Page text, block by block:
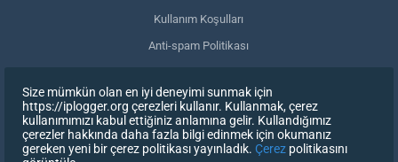
Kullanım Koşulları
Anti-spam Politikası
Verilerimi sil
Onayınızı geri çekin
Size mümkün olan en iyi deneyimi sunmak için
https://iplogger.org çerezleri kullanır. Kullanmak, çerez
kullanımımızı kabul ettiğiniz anlamına gelir. Kullandığımız
çerezler hakkında daha fazla bilgi edinmek için okumanız
gereken yeni bir çerez politikası yayınladık. Çerez politikasını